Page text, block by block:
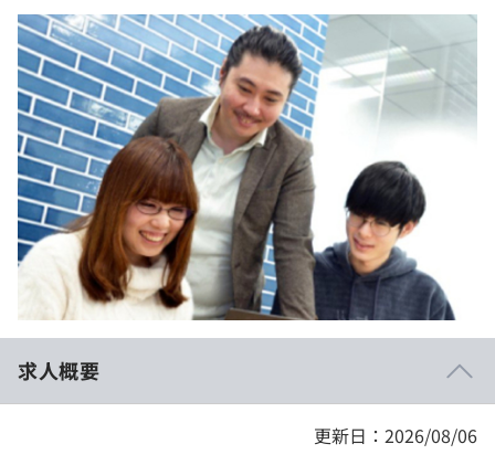
イベント・セミナー
インタビュー
就活成功ガイド
ナレッジ
リファレンス
プラン
個人向けプラン
法人向けプラン
学校向けプラン
契約内容・クーポン
評価結果一覧
再チャレンジ結果一覧
Tech Team Journal
paiza times
note
paizaとは？
求人概要
更新日：2026/08/06